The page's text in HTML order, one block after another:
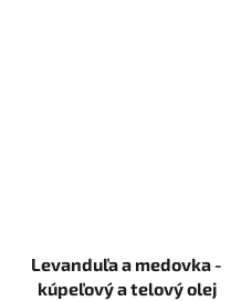
Levanduľa a medovka -
kúpeľový a telový olej